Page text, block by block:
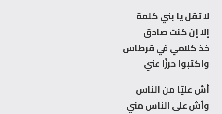
لا تقل يا بني كلمة
إلا إن كنت صادق
خذ كلامي في قرطاس
واكتبوا حرزًا عني
أش عليّا من الناس
وأش على الناس مني